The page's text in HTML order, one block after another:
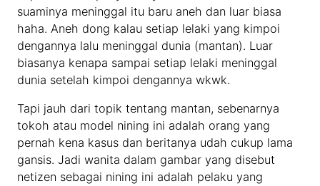
suaminya meninggal itu baru aneh dan luar biasa
haha. Aneh dong kalau setiap lelaki yang kimpoi
dengannya lalu meninggal dunia (mantan). Luar
biasanya kenapa sampai setiap lelaki meninggal
dunia setelah kimpoi dengannya wkwk.
Tapi jauh dari topik tentang mantan, sebenarnya
tokoh atau model nining ini adalah orang yang
pernah kena kasus dan beritanya udah cukup lama
gansis. Jadi wanita dalam gambar yang disebut
netizen sebagai nining ini adalah pelaku yang